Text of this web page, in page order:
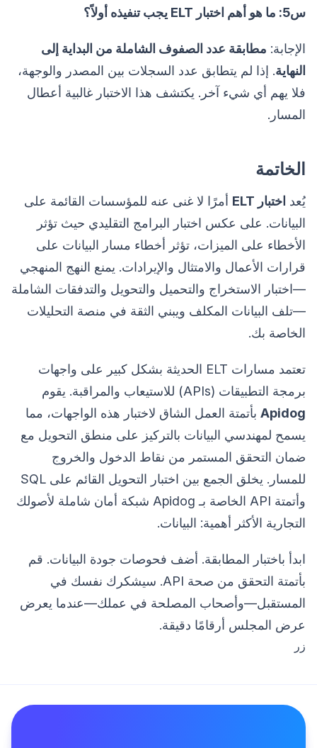
س5: ما هو أهم اختبار ELT يجب تنفيذه أولاً؟
الإجابة: مطابقة عدد الصفوف الشاملة من البداية إلى
النهاية. إذا لم يتطابق عدد السجلات بين المصدر والوجهة،
فلا يهم أي شيء آخر. يكتشف هذا الاختبار غالبية أعطال
المسار.
الخاتمة
يُعد اختبار ELT
أمرًا لا غنى عنه للمؤسسات القائمة على
البيانات. على عكس اختبار البرامج التقليدي حيث تؤثر
الأخطاء على الميزات، تؤثر أخطاء مسار البيانات على
قرارات الأعمال والامتثال والإيرادات. يمنع النهج المنهجي
—اختبار الاستخراج والتحميل والتحويل والتدفقات الشاملة
—تلف البيانات المكلف ويبني الثقة في منصة التحليلات
الخاصة بك.
تعتمد مسارات ELT الحديثة بشكل كبير على واجهات
برمجة التطبيقات (APIs) للاستيعاب والمراقبة. يقوم
Apidog بأتمتة العمل الشاق لاختبار هذه الواجهات، مما
يسمح لمهندسي البيانات بالتركيز على منطق التحويل مع
ضمان التحقق المستمر من نقاط الدخول والخروج
للمسار. يخلق الجمع بين اختبار التحويل القائم على SQL
وأتمتة API الخاصة بـ Apidog شبكة أمان شاملة لأصولك
التجارية الأكثر أهمية: البيانات.
ابدأ باختبار المطابقة. أضف فحوصات جودة البيانات. قم
بأتمتة التحقق من صحة API. سيشكرك نفسك في
المستقبل—وأصحاب المصلحة في عملك—عندما يعرض
عرض المجلس أرقامًا دقيقة.
زر